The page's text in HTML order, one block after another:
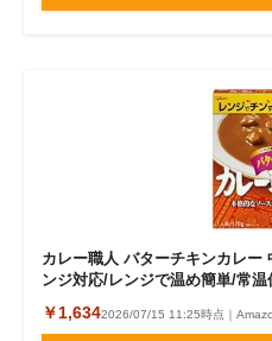
カレー職人 バターチキンカレー
ンジ対応/レンジで温め簡単/常
￥1,6342026/07/15 11:25時点｜